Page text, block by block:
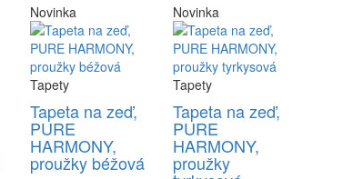
Novinka
Tapety
Tapeta na zeď,
PURE
HARMONY,
proužky béžová
Novinka
Tapety
Tapeta na zeď,
PURE
HARMONY,
proužky